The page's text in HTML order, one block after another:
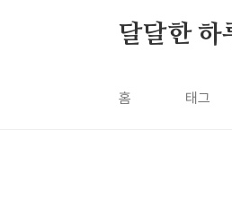
달달한 하
홈 태그